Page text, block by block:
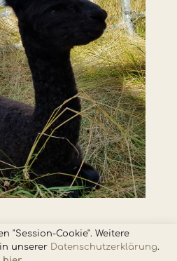
"Session-Cookie". Weitere
unserer Datenschutzerklärung.